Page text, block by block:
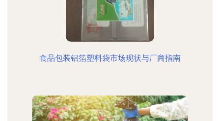
食品包装铝箔塑料袋市场现状与厂商指南